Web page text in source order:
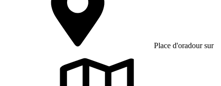
Place d'oradour sur